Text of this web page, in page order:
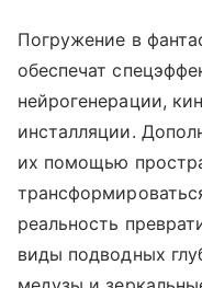
Погружение в
обеспечат
нейрогенерации,
инсталляции.
их помощью
реальность
виды подводных